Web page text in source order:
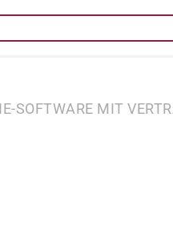
SOFTWARE MIT